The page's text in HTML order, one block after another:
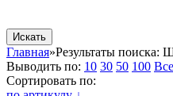
Главная»Результаты поиска:
Выводить по: 10 30 50 100 Все
Сортировать по: